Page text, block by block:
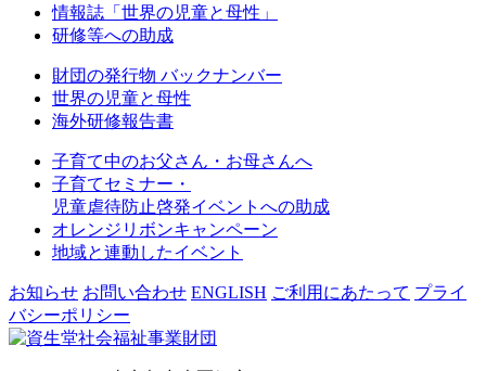
情報誌「世界の児童と母性」
研修等への助成
財団の発行物 バックナンバー
世界の児童と母性
海外研修報告書
子育て中のお父さん・お母さんへ
子育てセミナー・
児童虐待防止啓発イベントへの助成
オレンジリボンキャンペーン
地域と連動したイベント
お知らせ お問い合わせ ENGLISH ご利用にあたって プライ
バシーポリシー